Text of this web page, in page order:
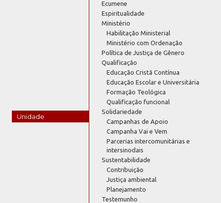
Unidade
Ecumene
Espiritualidade
Ministério
Habilitação Ministerial
Ministério com Ordenação
Política de Justiça de Gênero
Qualificação
Educação Cristã Contínua
Educação Escolar e Universitária
Formação Teológica
Qualificação funcional
Solidariedade
Campanhas de Apoio
Campanha Vai e Vem
Parcerias intercomunitárias e
intersinodais
Sustentabilidade
Contribuição
Justiça ambiental
Planejamento
Testemunho